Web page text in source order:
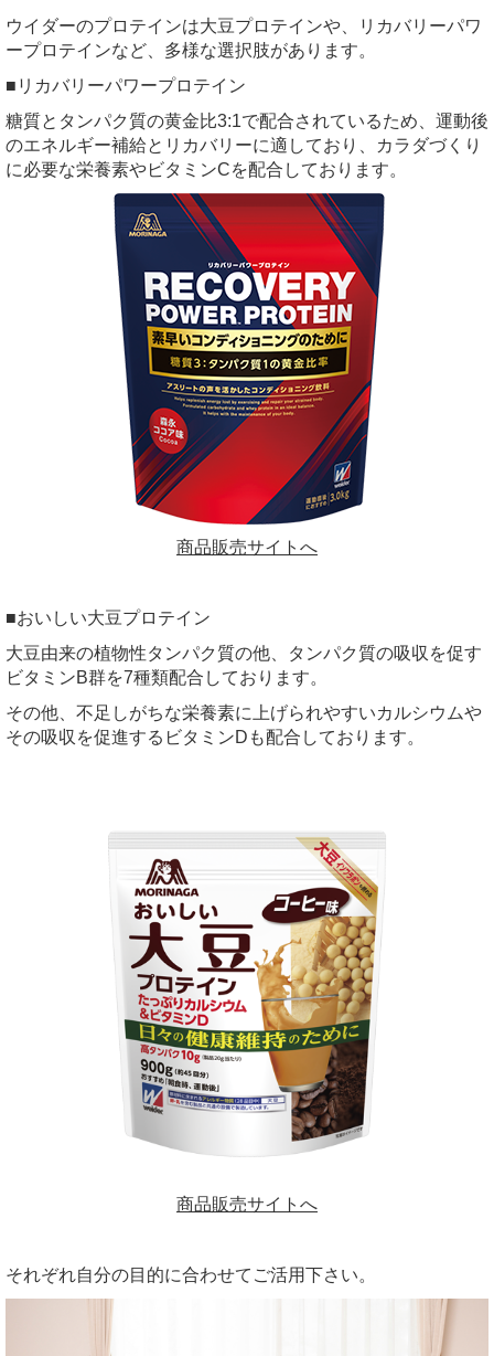
ウイダーのプロテインは大豆プロテインや、リカバリーパワ
ープロテインなど、多様な選択肢があります。
■リカバリーパワープロテイン
糖質とタンパク質の黄金比3:1で配合されているため、運動後
のエネルギー補給とリカバリーに適しており、カラダづくり
に必要な栄養素やビタミンCを配合しております。
商品販売サイトへ
■おいしい大豆プロテイン
大豆由来の植物性タンパク質の他、タンパク質の吸収を促す
ビタミンB群を7種類配合しております。
その他、不足しがちな栄養素に上げられやすいカルシウムや
その吸収を促進するビタミンDも配合しております。
商品販売サイトへ
それぞれ自分の目的に合わせてご活用下さい。